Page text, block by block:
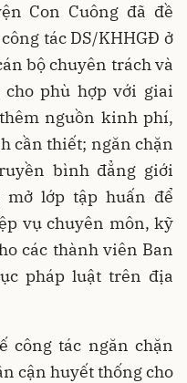
Con Cuông đã đề
tác DS/KHHGĐ ở
bộ chuyên trách và
phù hợp với giai
nguồn kinh phí,
cần thiết; ngăn chặn
bình đẳng giới
lớp tập huấn để
vụ chuyên môn, kỹ
các thành viên Ban
pháp luật trên địa
công tác ngăn chặn
cận huyết thống cho